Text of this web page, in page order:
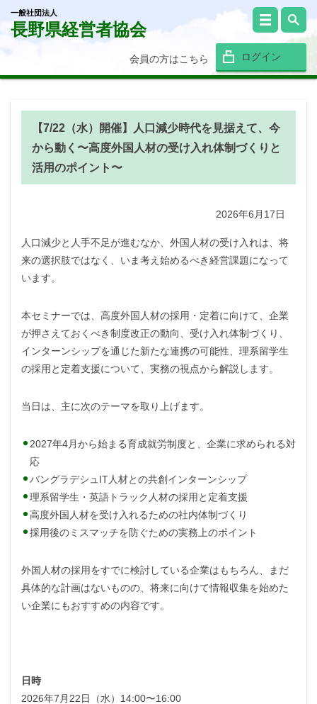
一般社団法人
長野県経営者協会
会員の方はこちら ログイン
【7/22（水）開催】人口減少時代を見据えて、今
から動く〜高度外国人材の受け入れ体制づくりと
活用のポイント〜
2026年6月17日
人口減少と人手不足が進むなか、外国人材の受け入れは、将
来の選択肢ではなく、いま考え始めるべき経営課題になって
います。
本セミナーでは、高度外国人材の採用・定着に向けて、企業
が押さえておくべき制度改正の動向、受け入れ体制づくり、
インターンシップを通じた新たな連携の可能性、理系留学生
の採用と定着支援について、実務の視点から解説します。
当日は、主に次のテーマを取り上げます。
2027年4月から始まる育成就労制度と、企業に求められる対
応
バングラデシュIT人材との共創インターンシップ
理系留学生・英語トラック人材の採用と定着支援
高度外国人材を受け入れるための社内体制づくり
採用後のミスマッチを防ぐための実務上のポイント
外国人材の採用をすでに検討している企業はもちろん、まだ
具体的な計画はないものの、将来に向けて情報収集を始めた
い企業にもおすすめの内容です。
日時
2026年7月22日（水）14:00〜16:00